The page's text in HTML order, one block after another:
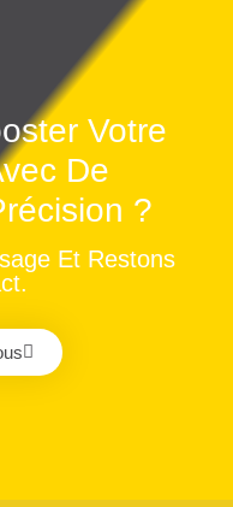
Votre
De
?
Et Restons